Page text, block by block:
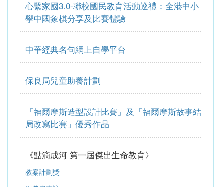
心繫家國3.0-聯校國民教育活動巡禮：全港中小
學中國象棋分享及比賽體驗
中華經典名句網上自學平台
保良局兒童助養計劃
「福爾摩斯造型設計比賽」及「福爾摩斯故事結
局改寫比賽」優秀作品
《點滴成河 第一屆傑出生命教育》
教案計劃獎